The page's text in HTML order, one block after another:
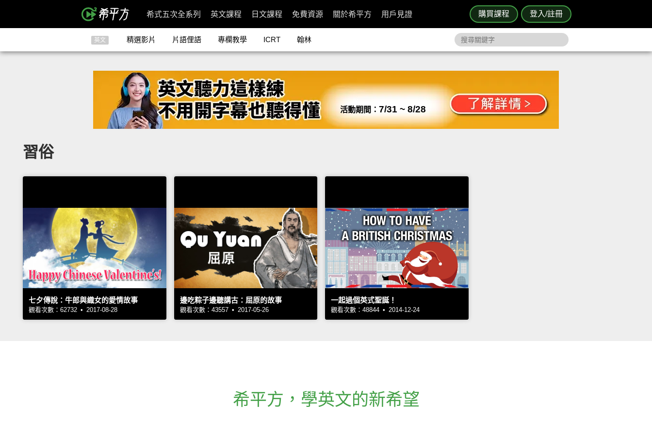
購買課程 登入/註冊
希式五次全系列 英文課程 日文課程 免費資源 關於希平方 用戶見證
英文 精選影片 片語俚語 專欄教學 ICRT 翰林
活動期間： 7/31 ~ 8/28
習俗
七夕傳說：牛郎與織女的愛情故事
觀看次數：62732 • 2017-08-28
邊吃粽子邊聽講古：屈原的故事
觀看次數：43557 • 2017-05-26
一起過個英式聖誕！
觀看次數：48844 • 2014-12-24
希平方 ， 學英文的新希望